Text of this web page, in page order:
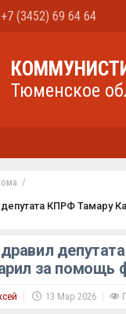
+7 (3452) 69 64 64
Тюменское
КПРФ Тамару
за помощь
13 Мар 2026